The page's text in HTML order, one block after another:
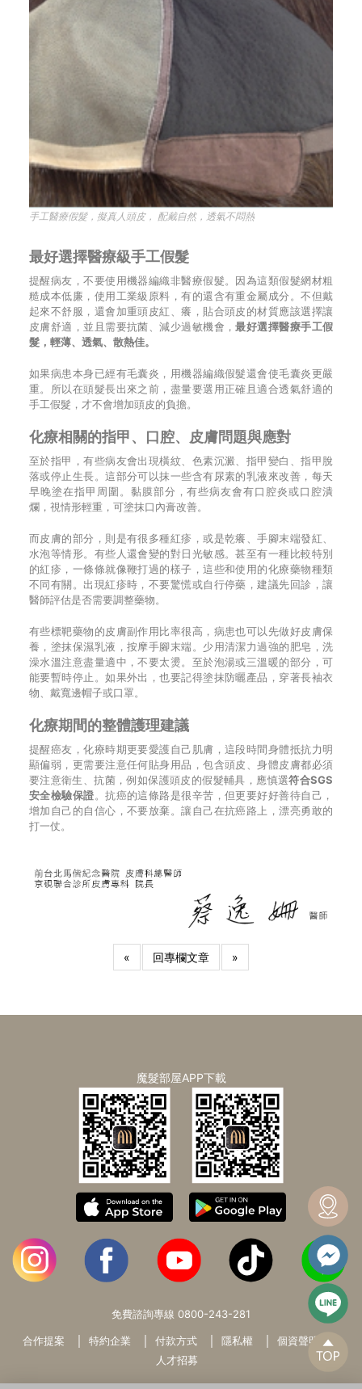
手工醫療假髮，擬真人頭皮， 配戴自然，透氣不悶熱
最好選擇醫療級手工假髮
提醒病友，不要使用機器編織非醫療假髮。因為這類假髮網材粗
糙成本低廉，使用工業級原料，有的還含有重金屬成分。不但戴
起來不舒服，還會加重頭皮紅、癢，貼合頭皮的材質應該選擇讓
皮膚舒適，並且需要抗菌、減少過敏機會，最好選擇醫療手工假
髮，輕薄、透氣、散熱佳。
如果病患本身已經有毛囊炎，用機器編織假髮還會使毛囊炎更嚴
重。所以在頭髮長出來之前，盡量要選用正確且適合透氣舒適的
手工假髮，才不會增加頭皮的負擔。
化療相關的指甲、口腔、皮膚問題與應對
至於指甲，有些病友會出現橫紋、色素沉澱、指甲變白、指甲脫
落或停止生長。這部分可以抹一些含有尿素的乳液來改善，每天
早晚塗在指甲周圍。黏膜部分，有些病友會有口腔炎或口腔潰
爛，視情形輕重，可塗抹口內膏改善。
而皮膚的部分，則是有很多種紅疹，或是乾癢、手腳末端發紅、
水泡等情形。有些人還會變的對日光敏感。甚至有一種比較特別
的紅疹，一條條就像鞭打過的樣子，這些和使用的化療藥物種類
不同有關。出現紅疹時，不要驚慌或自行停藥，建議先回診，讓
醫師評估是否需要調整藥物。
有些標靶藥物的皮膚副作用比率很高，病患也可以先做好皮膚保
養，塗抹保濕乳液，按摩手腳末端。少用清潔力過強的肥皂，洗
澡水溫注意盡量適中，不要太燙。至於泡湯或三溫暖的部分，可
能要暫時停止。如果外出，也要記得塗抹防曬產品，穿著長袖衣
物、戴寬邊帽子或口罩。
化療期間的整體護理建議
提醒癌友，化療時期更要愛護自己肌膚，這段時間身體抵抗力明
顯偏弱，更需要注意任何貼身用品，包含頭皮、身體皮膚都必須
要注意衛生、抗菌，例如保護頭皮的假髮輔具，應慎選符合SGS
安全檢驗保證。抗癌的這條路是很辛苦，但更要好好善待自己，
增加自己的自信心，不要放棄。讓自己在抗癌路上，漂亮勇敢的
打一仗。
« 回專欄文章 »
魔髮部屋APP下載
免費諮詢專線 0800-243-281
合作提案 特約企業 付款方式 隱私權
個資聲明
人才招募